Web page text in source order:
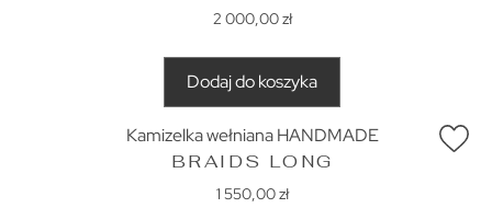
2 000,00zł
Dodaj do koszyka
Kamizelka wełniana HANDMADE
BRAIDS LONG
1 550,00zł